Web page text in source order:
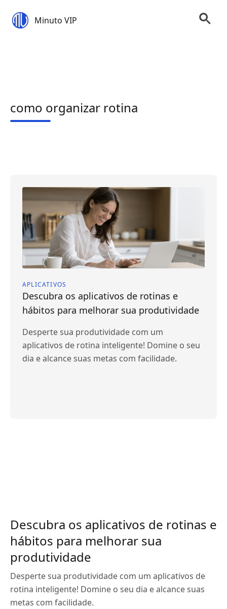
Minuto VIP
como organizar rotina
APLICATIVOS
Descubra os aplicativos de rotinas e
hábitos para melhorar sua produtividade
Desperte sua produtividade com um
aplicativos de rotina inteligente! Domine o seu
dia e alcance suas metas com facilidade.
Descubra os aplicativos de rotinas e
hábitos para melhorar sua
produtividade
Desperte sua produtividade com um aplicativos de
rotina inteligente! Domine o seu dia e alcance suas
metas com facilidade.